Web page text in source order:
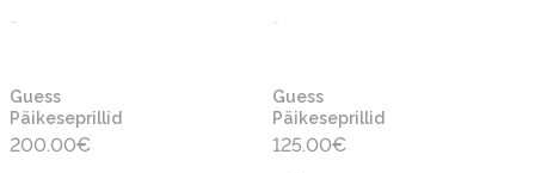
- -
Guess
Päikeseprillid
200.00€
Guess
Päikeseprillid
125.00€